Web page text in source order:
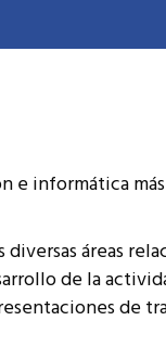
e informática
áreas
de la
de